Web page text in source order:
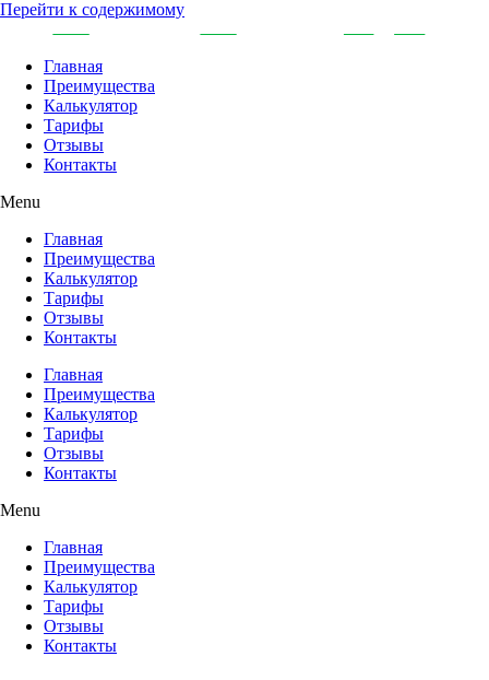
Перейти к содержимому
Главная
Преимущества
Калькулятор
Тарифы
Отзывы
Контакты
Menu
Главная
Преимущества
Калькулятор
Тарифы
Отзывы
Контакты
Главная
Преимущества
Калькулятор
Тарифы
Отзывы
Контакты
Menu
Главная
Преимущества
Калькулятор
Тарифы
Отзывы
Контакты